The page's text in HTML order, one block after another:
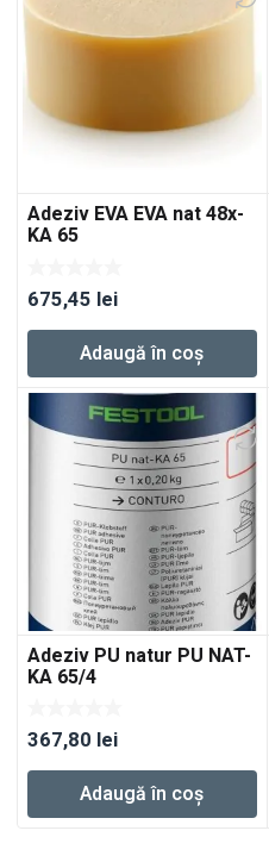
Adeziv EVA EVA nat 48x-
KA 65
675,45 lei
Adaugă în coș
Adeziv PU natur PU NAT-
KA 65/4
367,80 lei
Adaugă în coș